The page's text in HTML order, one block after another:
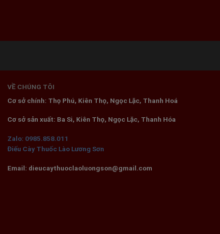
VỀ CHÚNG TÔI
Cơ sở chính: Thọ Phú, Kiên Thọ, Ngọc Lặc, Thanh Hoá
Cơ sở sản xuất: Ba Si, Kiên Thọ, Ngọc Lặc, Thanh Hóa
Zalo: 0985.858.011
Điếu Cày Thuốc Lào Lương Sơn
Email: dieucaythuoclaoluongson@gmail.com